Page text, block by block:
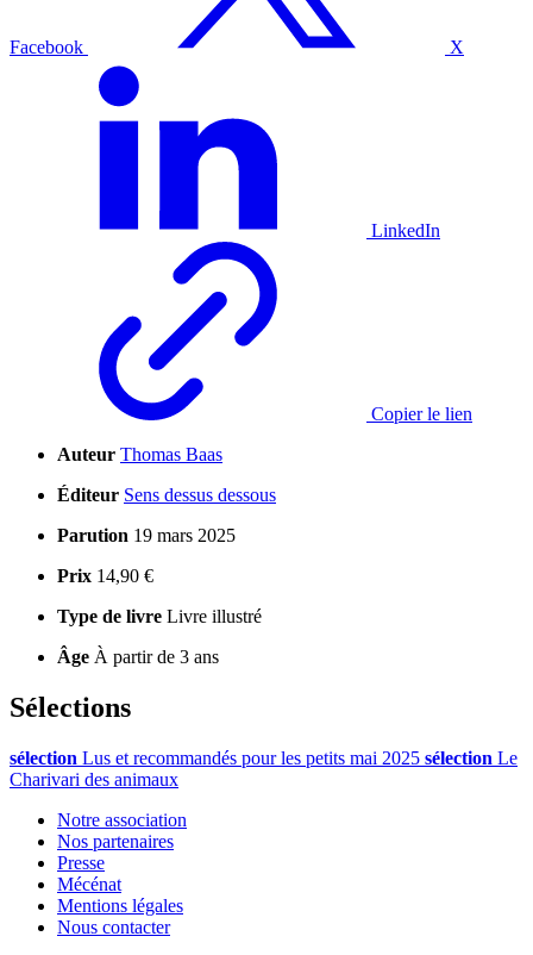
Facebook X
LinkedIn
Copier le lien
Auteur Thomas Baas
Éditeur Sens dessus dessous
Parution 19 mars 2025
Prix 14,90 €
Type de livre Livre illustré
Âge À partir de 3 ans
Sélections
sélection Lus et recommandés pour les petits mai 2025 sélection Le
Charivari des animaux
Notre association
Nos partenaires
Presse
Mécénat
Mentions légales
Nous contacter